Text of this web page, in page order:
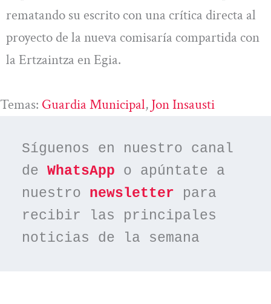
rematando su escrito con una crítica directa al
proyecto de la nueva comisaría compartida con
la Ertzaintza en Egia.
Temas: Guardia Municipal, Jon Insausti
Síguenos en nuestro canal
de WhatsApp o apúntate a
nuestro newsletter para
recibir las principales
noticias de la semana